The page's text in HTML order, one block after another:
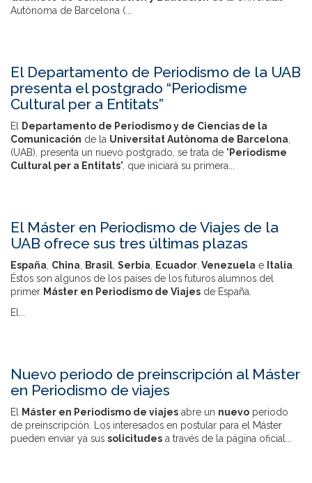
Autònoma de Barcelona (...
El Departamento de Periodismo de la UAB
presenta el postgrado “Periodisme
Cultural per a Entitats”
El
Departamento de Periodismo y de Ciencias de la
Comunicación de la Universitat Autònoma de Barcelona
(UAB), presenta un nuevo postgrado, se trata de " Periodisme
Cultural per a Entitats", que iniciará su primera...
El Máster en Periodismo de Viajes de la
UAB ofrece sus tres últimas plazas
España China Brasil Serbia Ecuador Venezuela e Italia
Éstos son algunos de los países de los futuros alumnos del
primer Máster en Periodismo de Viajes de España.
El...
Nuevo periodo de preinscripción al Máster
en Periodismo de viajes
El Máster en Periodismo de viajes abre un nuevo periodo
de preinscripción. Los interesados en postular para el Máster
pueden enviar ya sus solicitudes a través de la página oficial...